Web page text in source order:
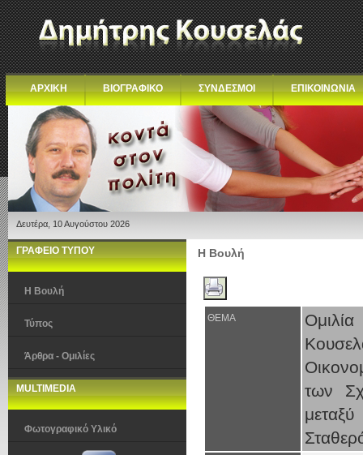
ΑΡΧΙΚΗ ΒΙΟΓΡΑΦΙΚΟ ΣΥΝΔΕΣΜΟΙ ΕΠΙΚΟΙΝΩΝΙΑ
Δευτέρα, 10 Αυγούστου 2026
ΓΡΑΦΕΙΟ ΤΥΠΟΥ
Η Βουλή
Τύπος
Άρθρα - Ομιλίες
MULTIMEDIA
Φωτογραφικό Υλικό
Η Βουλή
ΘΕΜΑ
των